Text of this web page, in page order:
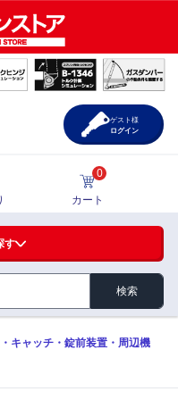
周辺機器
す
検索
0
カート
ゲスト様
ログイン
キャッチ・錠前装置・周辺機
株式会社